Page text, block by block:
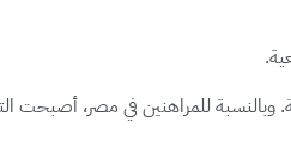
للمراهنين في مصر، أصبحت